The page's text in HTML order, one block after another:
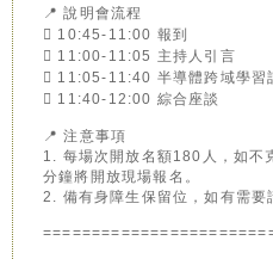
📍 說明會流程
 10:45-11:00 報到
 11:00-11:05 主持人引言
 11:05-11:40 半導體跨域學習
 11:40-12:00 綜合座談
📍 注意事項
1. 每場次開放名額180人，如不
分鐘將開放現場報名。
2. 備有身障生保留位，如有需要